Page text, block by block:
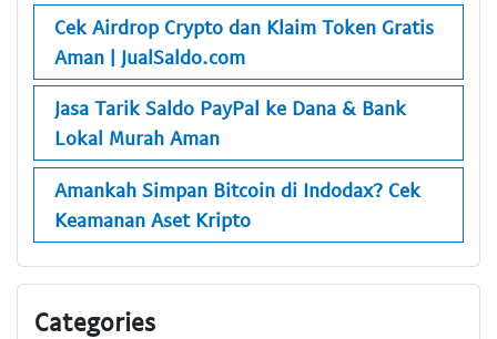
Cek Airdrop Crypto dan Klaim Token Gratis
Aman | JualSaldo.com
Jasa Tarik Saldo PayPal ke Dana & Bank
Lokal Murah Aman
Amankah Simpan Bitcoin di Indodax? Cek
Keamanan Aset Kripto
Categories